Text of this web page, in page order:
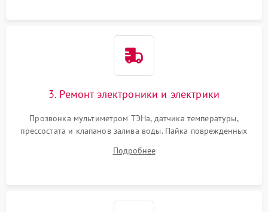
3. Ремонт электроники и электрики
Прозвонка мультиметром ТЭНа, датчика температуры,
прессостата и клапанов залива воды. Пайка поврежденных
Восстановление целостности проводки и контактов.
Подробнее